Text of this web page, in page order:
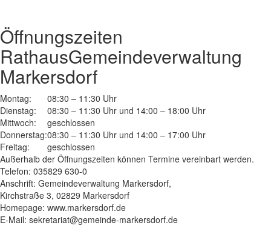
Öffnungszeiten
RathausGemeindeverwaltung
Markersdorf
Montag:
08:30 – 11:30 Uhr
Dienstag:
08:30 – 11:30 Uhr und 14:00 – 18:00 Uhr
Mittwoch:
geschlossen
Donnerstag:08:30 – 11:30 Uhr und 14:00 – 17:00 Uhr
Freitag:
geschlossen
Außerhalb der Öffnungszeiten können Termine vereinbart werden.
Telefon: 035829 630-0
Anschrift: Gemeindeverwaltung Markersdorf,
Kirchstraße 3, 02829 Markersdorf
Homepage: www.markersdorf.de
E-Mail: sekretariat@gemeinde-markersdorf.de